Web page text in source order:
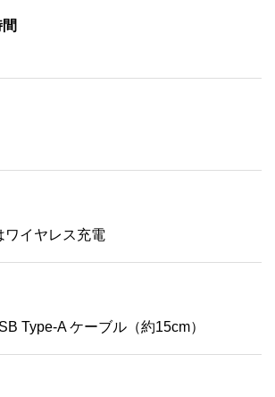
ワイヤレス充電
Type-A ケーブル（約15cm）